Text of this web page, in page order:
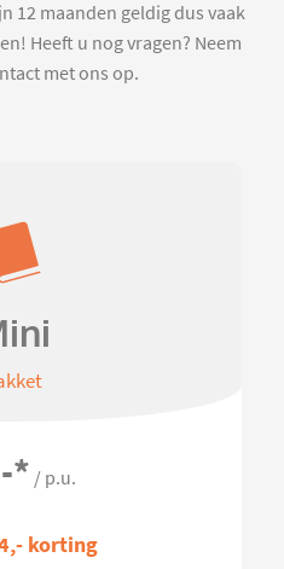
12 maanden geldig dus vaak
Heeft u nog vragen? Neem
met ons op.
* / p.u.
korting